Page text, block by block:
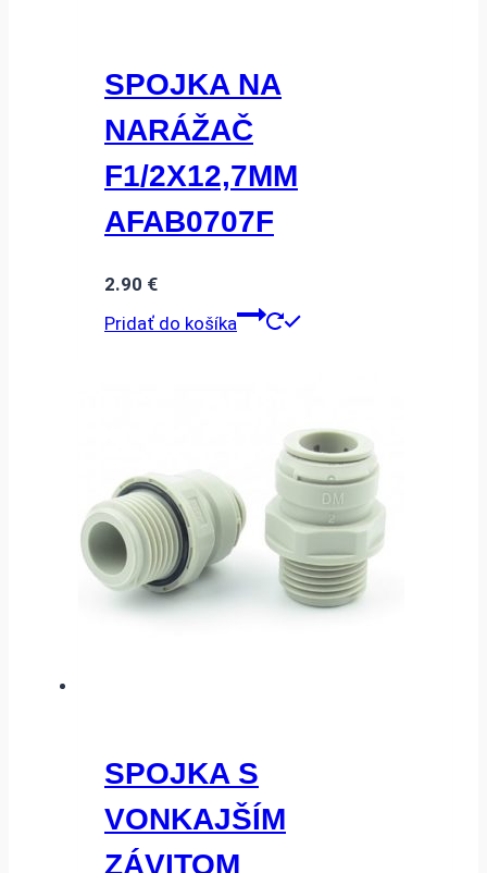
SPOJKA NA
NARÁŽAČ
F1/2X12,7MM
AFAB0707F
2.90 €
Pridať do košíka
SPOJKA S
VONKAJŠÍM
ZÁVITOM